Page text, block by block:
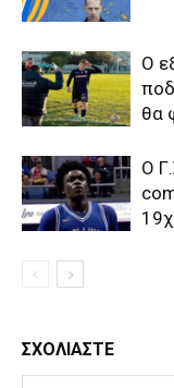
Ο
θα
Ο
ΣΧΟΛΙΑΣΤΕ